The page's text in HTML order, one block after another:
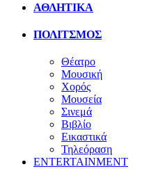
ΑΘΛΗΤΙΚΑ
ΠΟΛΙΤΣΜΟΣ
Θέατρο
Μουσική
Χορός
Μουσεία
Σινεμά
Βιβλίο
Εικαστικά
Τηλεόραση
ENTERTAINMENT